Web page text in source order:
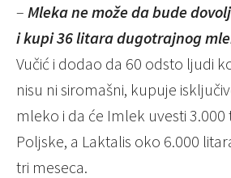
– Mleka ne može da bude
i kupi 36 litara dugotrajnog
Vučić i dodao da 60 odsto ljudi
nisu ni siromašni, kupuje
mleko i da će Imlek uvesti
Poljske, a Laktalis oko 6.000
tri meseca.